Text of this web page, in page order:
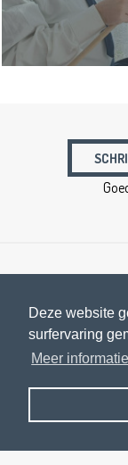
Deze website
surfervaring
Meer